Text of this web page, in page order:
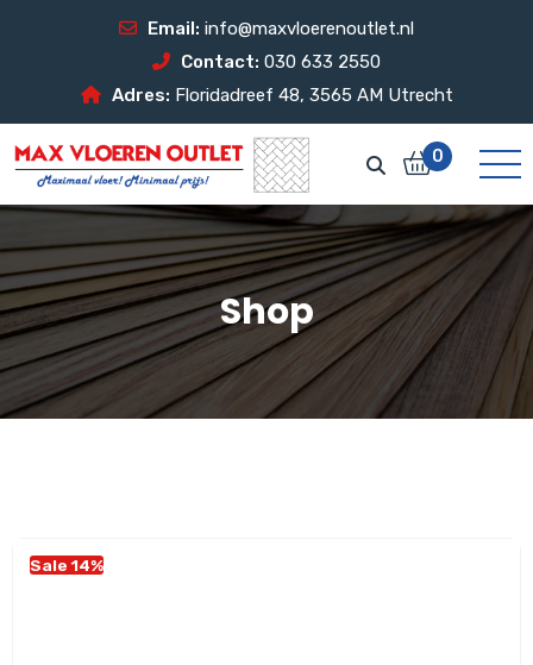
Email: info@maxvloerenoutlet.nl
Contact: 030 633 2550
Adres: Floridadreef 48, 3565 AM Utrecht
0
Shop
Sale 14%